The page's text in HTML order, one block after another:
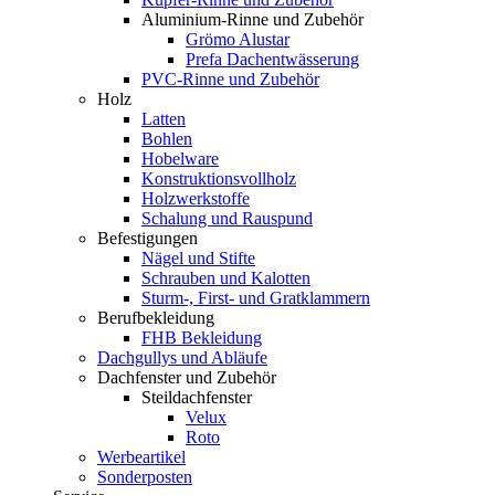
Aluminium-Rinne und Zubehör
Grömo Alustar
Prefa Dachentwässerung
PVC-Rinne und Zubehör
Holz
Latten
Bohlen
Hobelware
Konstruktionsvollholz
Holzwerkstoffe
Schalung und Rauspund
Befestigungen
Nägel und Stifte
Schrauben und Kalotten
Sturm-, First- und Gratklammern
Berufbekleidung
FHB Bekleidung
Dachgullys und Abläufe
Dachfenster und Zubehör
Steildachfenster
Velux
Roto
Werbeartikel
Sonderposten